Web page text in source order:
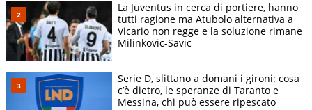
La Juventus in cerca di portiere, hanno
tutti ragione ma Atubolo alternativa a
Vicario non regge e la soluzione rimane
Milinkovic-Savic
Serie D, slittano a domani i gironi: cosa
c’è dietro, le speranze di Taranto e
Messina, chi può essere ripescato